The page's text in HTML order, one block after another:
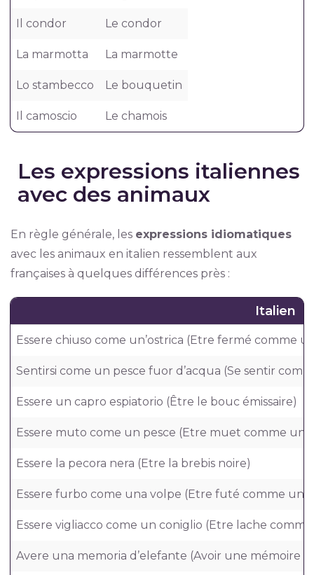
Il condor Le condor
La marmotta La marmotte
Lo stambecco Le bouquetin
Il camoscio Le chamois
Les expressions italiennes
avec des animaux
En règle générale, les expressions idiomatiques
avec les animaux en italien ressemblent aux
françaises à quelques différences près :
Italien
Essere chiuso come un’ostrica (Etre fermé comme
Sentirsi come un pesce fuor d’acqua (Se sentir
Essere un capro espiatorio (Être le bouc émissaire)
Essere muto come un pesce (Etre muet comme un
Essere la pecora nera (Etre la brebis noire)
Essere furbo come una volpe (Etre futé comme un
Essere vigliacco come un coniglio (Etre lache
Avere una memoria d’elefante (Avoir une mémoire